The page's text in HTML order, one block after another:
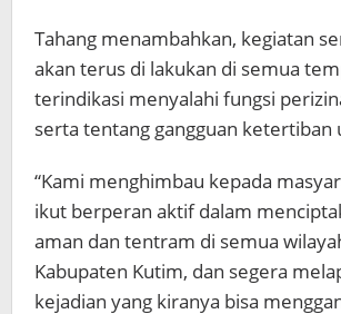
Tahang menambahkan, kegiatan
akan terus di lakukan di semua
terindikasi menyalahi fungsi
serta tentang gangguan ketertiban
“Kami menghimbau kepada
ikut berperan aktif dalam
aman dan tentram di semua
Kabupaten Kutim, dan segera
kejadian yang kiranya bisa